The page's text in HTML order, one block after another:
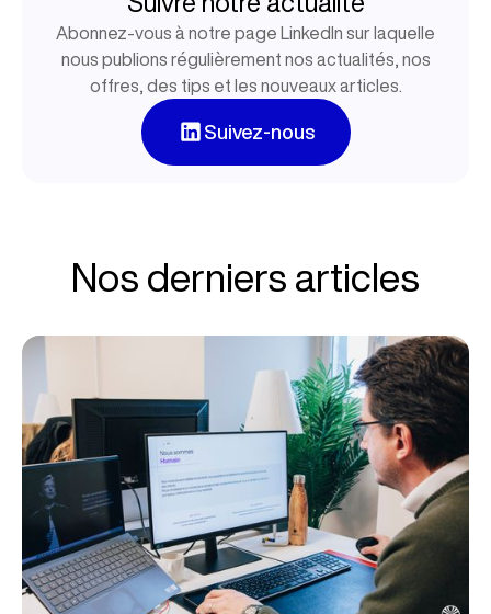
Abonnez-vous à notre page LinkedIn sur laquelle
nous publions régulièrement nos actualités, nos
offres, des tips et les nouveaux articles.
Suivez-nous
Nos derniers articles